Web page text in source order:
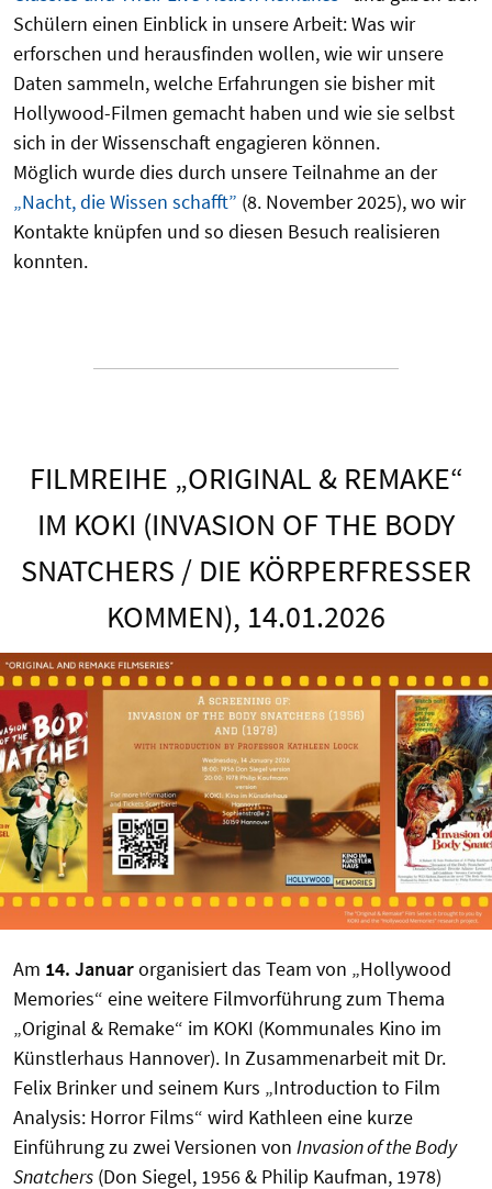
Schülern einen Einblick in unsere Arbeit: Was wir
erforschen und herausfinden wollen, wie wir unsere
Daten sammeln, welche Erfahrungen sie bisher mit
Hollywood-Filmen gemacht haben und wie sie selbst
sich in der Wissenschaft engagieren können.
Möglich wurde dies durch unsere Teilnahme an der
„Nacht, die Wissen schafft” (8. November 2025), wo wir
Kontakte knüpfen und so diesen Besuch realisieren
konnten.
FILMREIHE „ORIGINAL & REMAKE“
IM KOKI (INVASION OF THE BODY
SNATCHERS / DIE KÖRPERFRESSER
KOMMEN), 14.01.2026
Am 14. Januarorganisiert das Team von „Hollywood
Memories“ eine weitere Filmvorführung zum Thema
„Original & Remake“ im KOKI (Kommunales Kino im
Künstlerhaus Hannover). In Zusammenarbeit mit Dr.
Felix Brinker und seinem Kurs „Introduction to Film
Analysis: Horror Films“ wird Kathleen eine kurze
Einführung zu zwei Versionen von Invasion of the Body
Snatchers (Don Siegel, 1956 & Philip Kaufman, 1978)